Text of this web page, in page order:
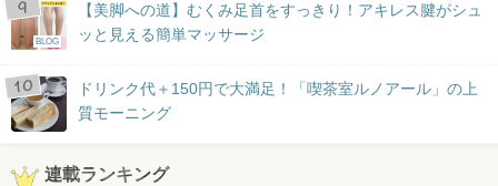
BLOG
【美脚への道】むくみ足首をすっきり！アキレス腱がシュ
ッと見える簡単マッサージ
ドリンク代＋150円で大満足！「喫茶室ルノアール」の上
質モーニング
連載ランキング